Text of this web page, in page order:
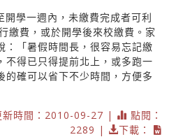
開學一週內，未繳費完成者可利
繳費，或於開學後來校繳費。家
：「暑假時間長，很容易忘記繳
不得已只得提前北上，或多跑一
的確可以省下不少時間，方便多
新時間：2010-09-27 |
點閱：
2289 |
下載：